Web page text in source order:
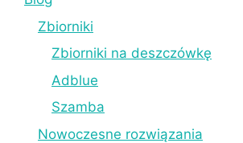
Zbiorniki
Zbiorniki na deszczówkę
Adblue
Szamba
Nowoczesne rozwiązania